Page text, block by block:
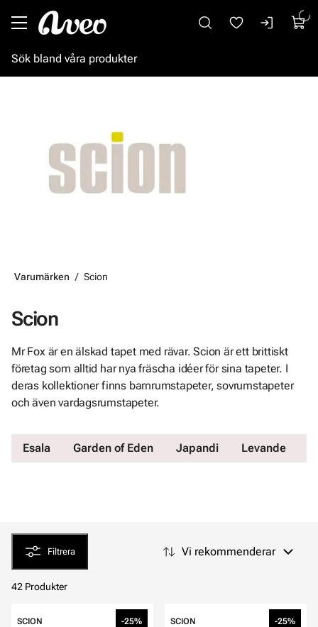
Varumärken Scion
Scion
Mr Fox är en älskad tapet med rävar. Scion är ett brittiskt
företag som alltid har nya fräscha idéer för sina tapeter. I
deras kollektioner finns barnrumstapeter, sovrumstapeter
och även vardagsrumstapeter.
Esala Garden of Eden Japandi Levande
Filtrera Vi rekommenderar
42 Produkter
SCION -25% SCION -25%